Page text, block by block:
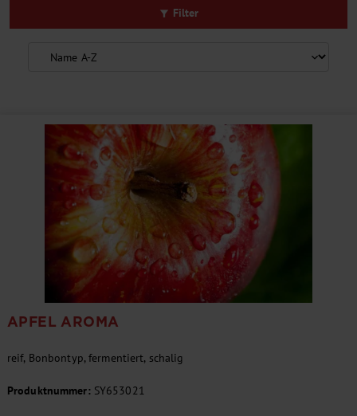
filter_alt Filter
APFEL AROMA
reif, Bonbontyp, fermentiert, schalig
Produktnummer: SY653021